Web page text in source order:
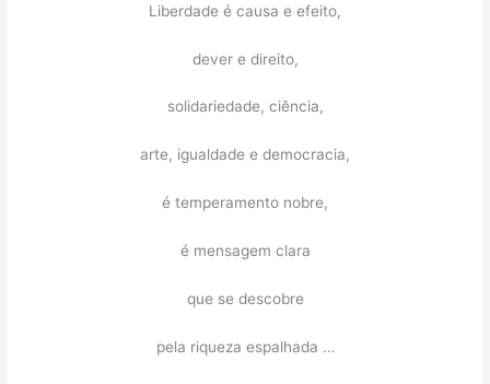
Liberdade é causa e efeito,
dever e direito,
solidariedade, ciência,
arte, igualdade e democracia,
é temperamento nobre,
é mensagem clara
que se descobre
pela riqueza espalhada …